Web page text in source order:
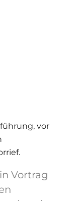
vor
Vortrag